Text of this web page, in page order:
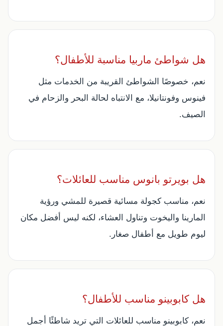
هل شواطئ ماربيا مناسبة للأطفال؟
نعم، خصوصًا الشواطئ القريبة من الخدمات مثل
فينوس وفونتانيلا، مع الانتباه لحالة البحر والزحام في
الصيف.
هل بويرتو بانوس مناسب للعائلات؟
نعم، مناسب كجولة مسائية قصيرة للمشي ورؤية
المارينا واليخوت وتناول العشاء، لكنه ليس أفضل مكان
ليوم طويل مع أطفال صغار.
هل كابوبينو مناسب للأطفال؟
نعم، كابوبينو مناسب للعائلات التي تريد شاطئًا أجمل